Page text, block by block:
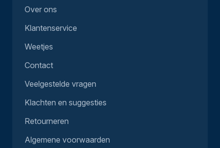
Over ons
Klantenservice
Weetjes
Contact
Veelgestelde vragen
Klachten en suggesties
Retourneren
Algemene voorwaarden